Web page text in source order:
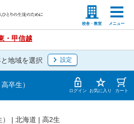
校舎・教室 メニュー
高等学校の先生
・甲信越
地域を選択 設定
卒生）
ログイン お気に入り カート
| 北海道 | 高2生